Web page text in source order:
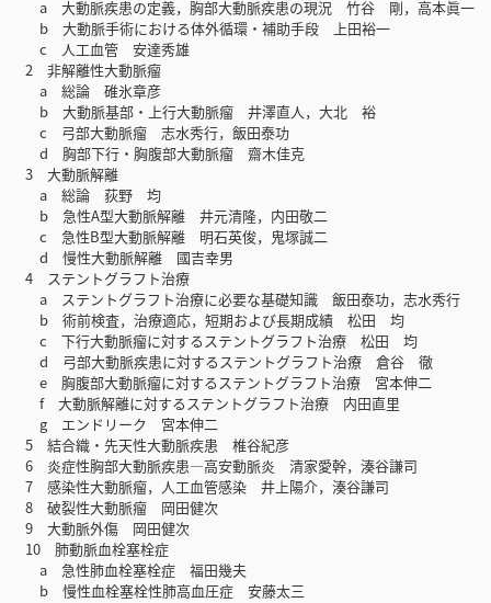
a 大動脈疾患の定義，胸部大動脈疾患の現況 竹谷 剛，高本眞一
b 大動脈手術における体外循環・補助手段 上田裕一
c 人工血管 安達秀雄
2 非解離性大動脈瘤
a 総論 碓氷章彦
b 大動脈基部・上行大動脈瘤 井澤直人，大北 裕
c 弓部大動脈瘤 志水秀行，飯田泰功
d 胸部下行・胸腹部大動脈瘤 齋木佳克
3 大動脈解離
a 総論 荻野 均
b 急性A型大動脈解離 井元清隆，内田敬二
c 急性B型大動脈解離 明石英俊，鬼塚誠二
d 慢性大動脈解離 國吉幸男
4 ステントグラフト治療
a ステントグラフト治療に必要な基礎知識 飯田泰功，志水秀行
b 術前検査，治療適応，短期および長期成績 松田 均
c 下行大動脈瘤に対するステントグラフト治療 松田 均
d 弓部大動脈疾患に対するステントグラフト治療 倉谷 徹
e 胸腹部大動脈瘤に対するステントグラフト治療 宮本伸二
f 大動脈解離に対するステントグラフト治療 内田直里
g エンドリーク 宮本伸二
5 結合織・先天性大動脈疾患 椎谷紀彦
6 炎症性胸部大動脈疾患―高安動脈炎 清家愛幹，湊谷謙司
7 感染性大動脈瘤，人工血管感染 井上陽介，湊谷謙司
8 破裂性大動脈瘤 岡田健次
9 大動脈外傷 岡田健次
10 肺動脈血栓塞栓症
a 急性肺血栓塞栓症 福田幾夫
b 慢性血栓塞栓性肺高血圧症 安藤太三